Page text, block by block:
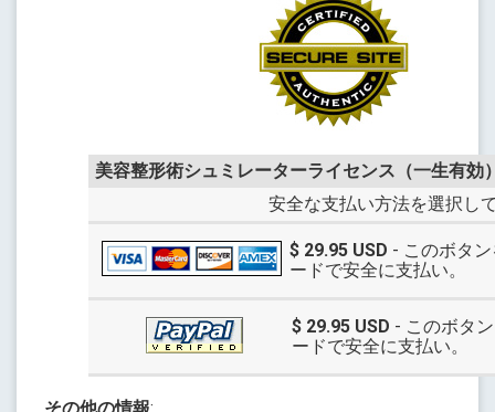
美容整形術シュミレーターライセンス（一生有効
安全な支払い方法を選択し
$ 29.95 USD - このボタ
ードで安全に支払い。
$ 29.95 USD - このボタ
ードで安全に支払い。